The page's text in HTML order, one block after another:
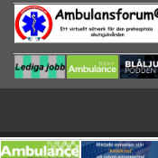
Hoppa till huvudinnehåll